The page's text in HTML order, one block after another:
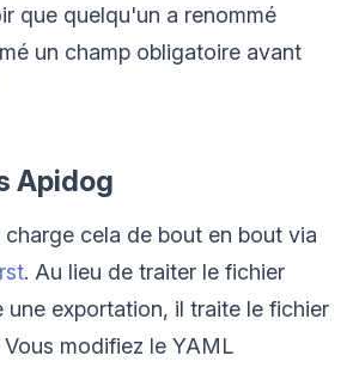
que quelqu'un a renommé
un champ obligatoire avant
Apidog
cela de bout en bout via
. Au lieu de traiter le fichier
une exportation, il traite le fichier
modifiez le YAML